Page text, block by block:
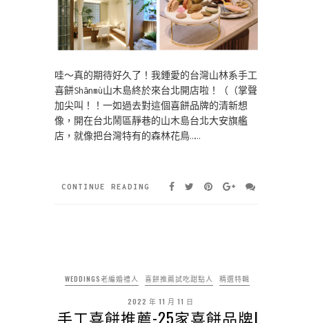
哇～真的期待好久了！我鍾愛的台灣山林系手工
喜餅Shānmù山木島終於來台北開店啦！（（掌聲
加尖叫！！一如過去對這個喜餅品牌的清新想
像，開在台北鬧區靜巷的山木島台北大安旗艦
店，就像把台灣特有的森林花鳥……
CONTINUE READING
WEDDINGS老編婚禮人 喜餅推薦試吃甜點人 精選特輯
2022 年 11 月 11 日
手工喜餅推薦-25家喜餅品牌|